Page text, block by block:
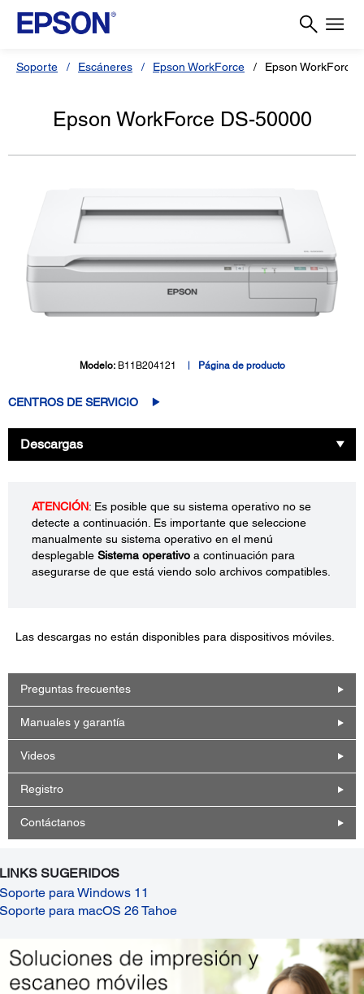
Soporte Escáneres Epson WorkForce Epson WorkForce
Epson WorkForce DS-50000
Modelo: B11B204121 Página de producto
CENTROS DE SERVICIO
Descargas
ATENCIÓN: Es posible que su sistema operativo no se
detecte a continuación. Es importante que seleccione
manualmente su sistema operativo en el menú
desplegable Sistema operativo a continuación para
asegurarse de que está viendo solo archivos compatibles.
Las descargas no están disponibles para dispositivos móviles.
Preguntas frecuentes
Manuales y garantía
Videos
Registro
Contáctanos
LINKS SUGERIDOS
Soporte para Windows 11
Soporte para macOS 26 Tahoe